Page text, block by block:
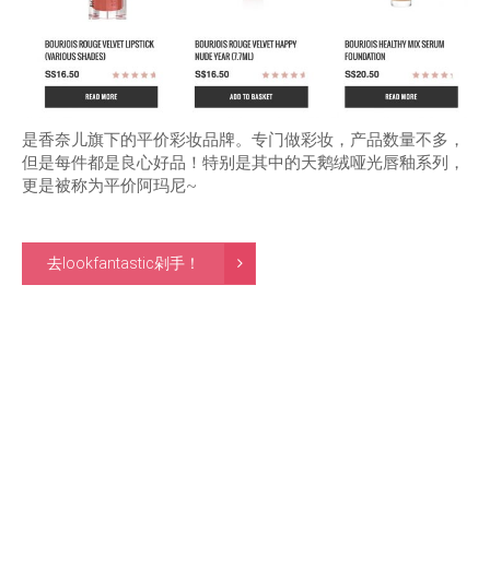
是香奈儿旗下的平价彩妆品牌。专门做彩妆，产品数量不多，
但是每件都是良心好品！特别是其中的天鹅绒哑光唇釉系列，
更是被称为平价阿玛尼~
去lookfantastic剁手！